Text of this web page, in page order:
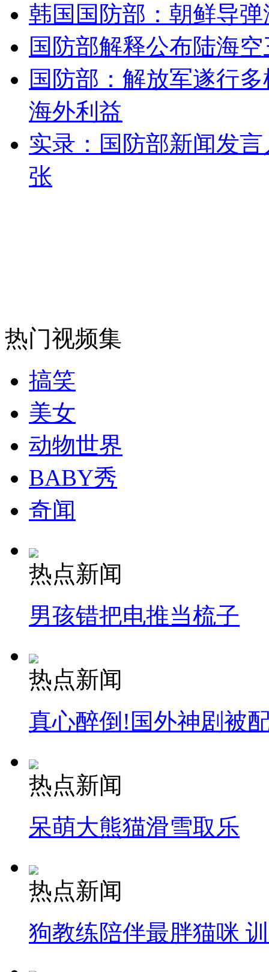
女孩北京地铁殴打老人 痛下狠手拳打脚踢
无痛分娩是否安全 医生回应
外交部：反对强权政治霸凌主义
外交部：有关国家言论片面不公正
纽约上演“枕头大战”
司机酒驾遇交警 急速倒车逃窜
韩国国防部：朝鲜导
国防部解释公布陆海
国防部：解放军遂行
海外利益
实录：国防部新闻发
张
热门视频集
搞笑
美女
动物世界
BABY秀
奇闻
热点新闻
男孩错把电推当梳子
热点新闻
真心醉倒!国外神剧被
热点新闻
呆萌大熊猫滑雪取乐
热点新闻
狗教练陪伴最胖猫咪